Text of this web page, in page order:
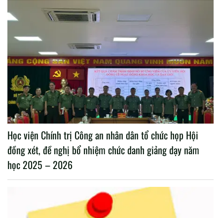
Học viện Chính trị Công an nhân dân tổ chức họp Hội
đồng xét, đề nghị bổ nhiệm chức danh giảng dạy năm
học 2025 – 2026